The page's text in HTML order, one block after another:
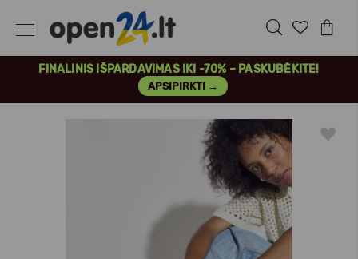
FINALINIS IŠPARDAVIMAS IKI -70% – PASKUBĖKITE!
APSIPIRKTI →